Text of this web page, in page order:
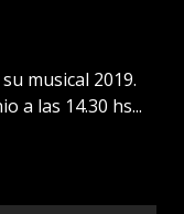
musical 2019.
a las 14.30 hs...